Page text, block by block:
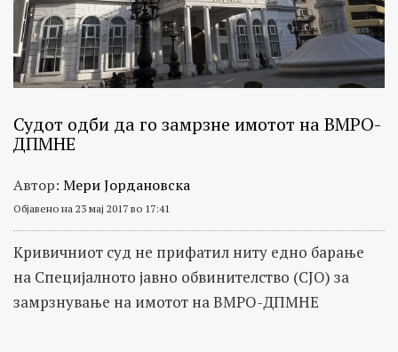
Судот одби да го замрзне имотот на ВМРО-
ДПМНЕ
Автор: Мери Јордановска
Објавено на 23 мај 2017 во 17:41
Кривичниот суд не прифатил ниту едно барање
на Специјалното јавно обвинителство (СЈО) за
замрзнување на имотот на ВМРО-ДПМНЕ